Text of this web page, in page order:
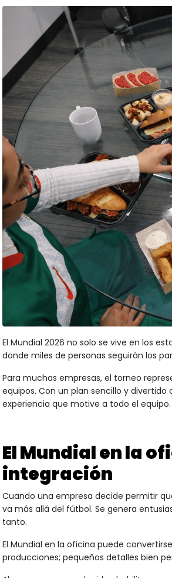
El Mundial 2026 no solo se vive en los
donde miles de personas seguirán los
Para muchas empresas, el torneo
equipos. Con un plan sencillo y
experiencia que motive a todo el equipo.
El Mundial en la
integración
Cuando una empresa decide permitir
va más allá del fútbol. Se genera
tanto.
El Mundial en la oficina puede
producciones; pequeños detalles bien